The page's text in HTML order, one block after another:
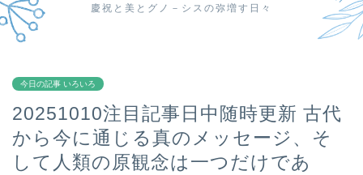
慶祝と美とグノ－シスの弥増す日々
今日の記事 いろいろ
20251010注目記事日中随時更新 古代
から今に通じる真のメッセージ、そ
して人類の原観念は一つだけであ